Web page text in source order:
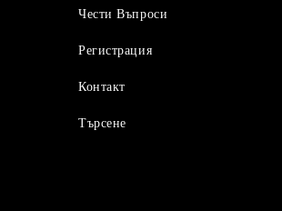
Чести Въпроси
Регистрация
Контакт
Търсене